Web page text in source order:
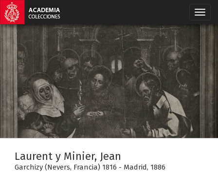
Laurent y Minier, Jean
Garchizy (Nevers, Francia) 1816 - Madrid, 1886